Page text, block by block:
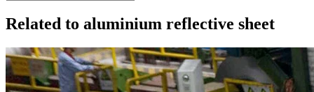
Related to aluminium reflective sheet